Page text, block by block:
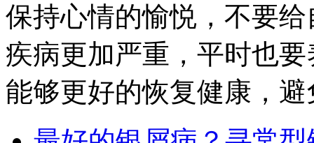
保持心情的愉悦，不要
疾病更加严重，平时也
能够更好的恢复健康，